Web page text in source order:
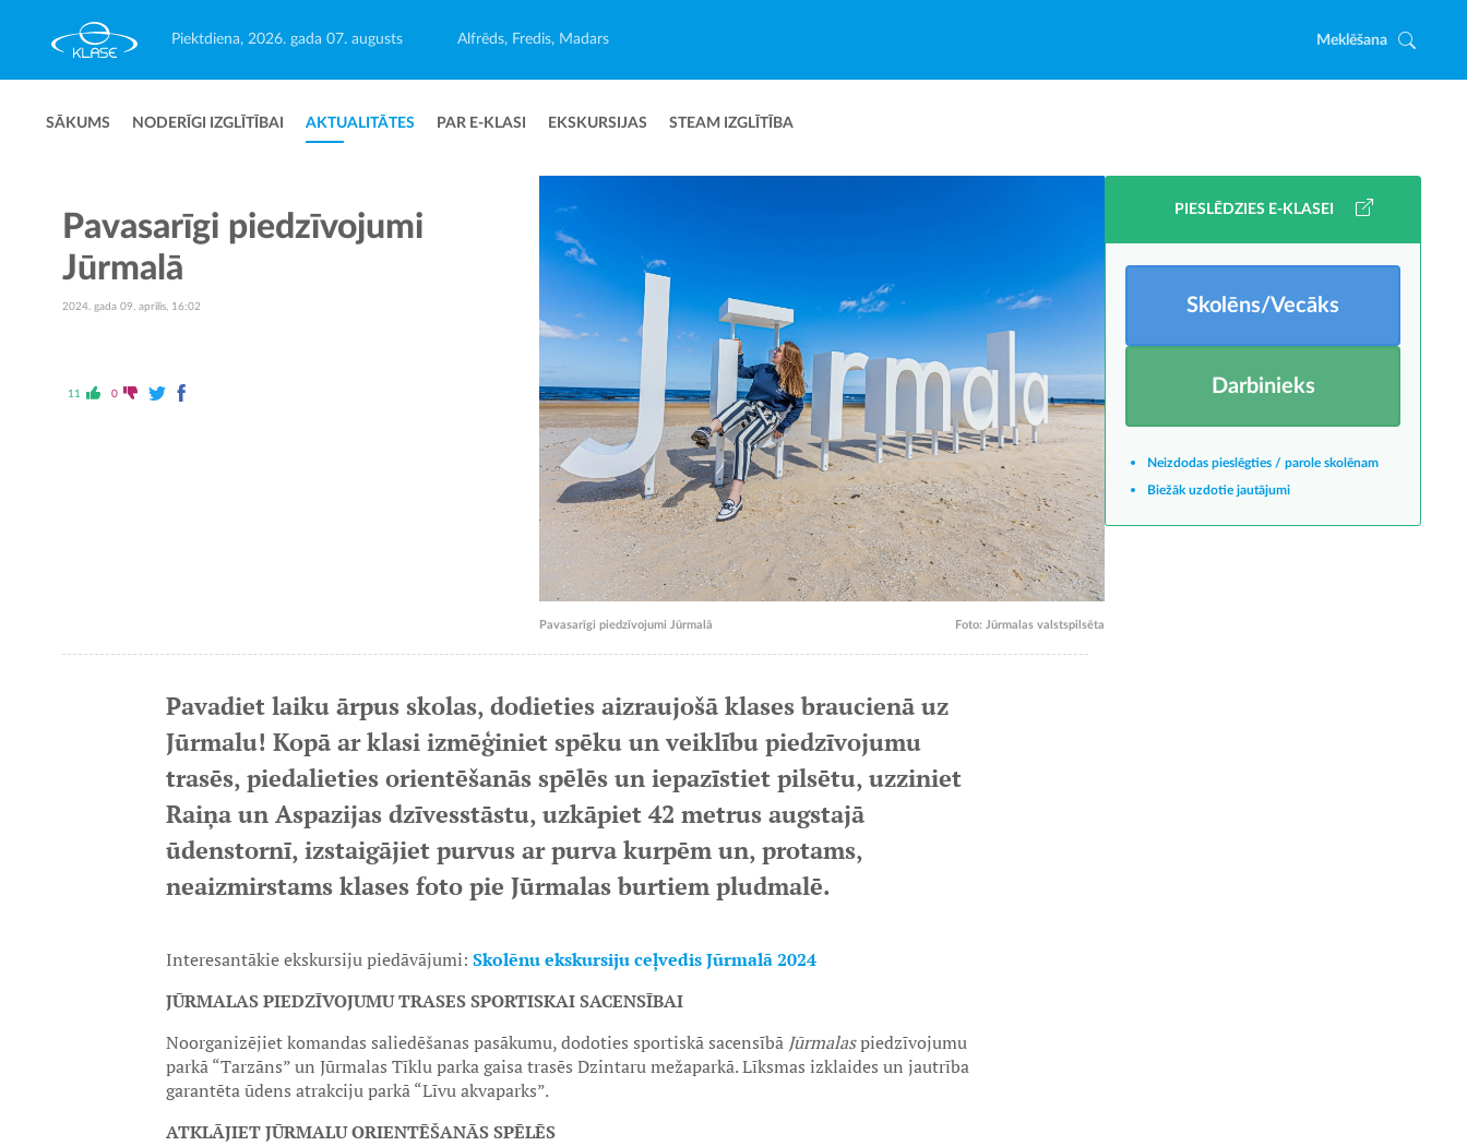
Piektdiena, 2026. gada 07. augusts Alfrēds, Fredis, Madars Meklēšana
SĀKUMS NODERĪGI IZGLĪTĪBAI AKTUALITĀTES PAR E-KLASI EKSKURSIJAS STEAM IZGLĪTĪBA
Pavasarīgi piedzīvojumi
Jūrmalā
2024. gada 09. aprīlis, 16:02
11 0
Pavasarīgi piedzīvojumi Jūrmalā Foto: Jūrmalas valstspilsēta
Pavadiet laiku ārpus skolas, dodieties aizraujošā klases braucienā uz
Jūrmalu! Kopā ar klasi izmēģiniet spēku un veiklību piedzīvojumu
trasēs, piedalieties orientēšanās spēlēs un iepazīstiet pilsētu, uzziniet
Raiņa un Aspazijas dzīvesstāstu, uzkāpiet 42 metrus augstajā
ūdenstornī, izstaigājiet purvus ar purva kurpēm un, protams,
neaizmirstams klases foto pie Jūrmalas burtiem pludmalē.
Interesantākie ekskursiju piedāvājumi: Skolēnu ekskursiju ceļvedis Jūrmalā 2024
JŪRMALAS PIEDZĪVOJUMU TRASES SPORTISKAI SACENSĪBAI
Noorganizējiet komandas saliedēšanas pasākumu, dodoties sportiskā sacensībā Jūrmalaspiedzīvojumu
parkā “Tarzāns” un Jūrmalas Tīklu parka gaisa trasēs Dzintaru mežaparkā. Līksmas izklaides un jautrība
garantēta ūdens atrakciju parkā “Līvu akvaparks”.
ATKLĀJIET JŪRMALU ORIENTĒŠANĀS SPĒLĒS
PIESLĒDZIES E-KLASEI
Skolēns/Vecāks
Darbinieks
Neizdodas pieslēgties / parole skolēnam
Biežāk uzdotie jautājumi